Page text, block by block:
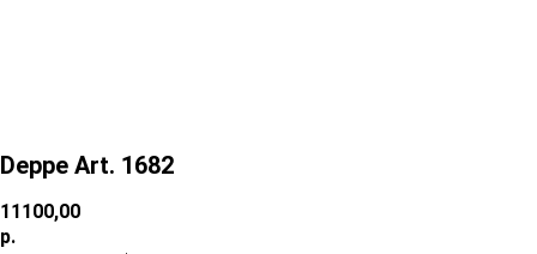
Deppe Art. 1682
11100,00
р.